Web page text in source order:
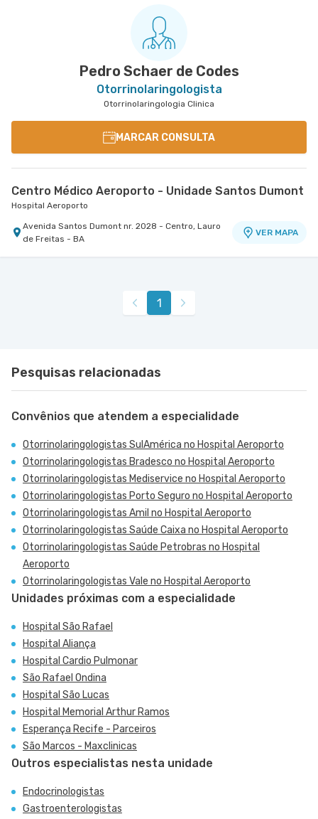
Pedro Schaer de Codes
Otorrinolaringologista
Otorrinolaringologia Clinica
MARCAR CONSULTA
Centro Médico Aeroporto - Unidade Santos Dumont
Hospital Aeroporto
Avenida Santos Dumont nr. 2028 - Centro, Lauro
de Freitas - BA
VER MAPA
1
Pesquisas relacionadas
Convênios que atendem a especialidade
Otorrinolaringologistas SulAmérica no Hospital Aeroporto
Otorrinolaringologistas Bradesco no Hospital Aeroporto
Otorrinolaringologistas Mediservice no Hospital Aeroporto
Otorrinolaringologistas Porto Seguro no Hospital Aeroporto
Otorrinolaringologistas Amil no Hospital Aeroporto
Otorrinolaringologistas Saúde Caixa no Hospital Aeroporto
Otorrinolaringologistas Saúde Petrobras no Hospital
Aeroporto
Otorrinolaringologistas Vale no Hospital Aeroporto
Unidades próximas com a especialidade
Hospital São Rafael
Hospital Aliança
Hospital Cardio Pulmonar
São Rafael Ondina
Hospital São Lucas
Hospital Memorial Arthur Ramos
Esperança Recife - Parceiros
São Marcos - Maxclinicas
Outros especialistas nesta unidade
Endocrinologistas
Gastroenterologistas